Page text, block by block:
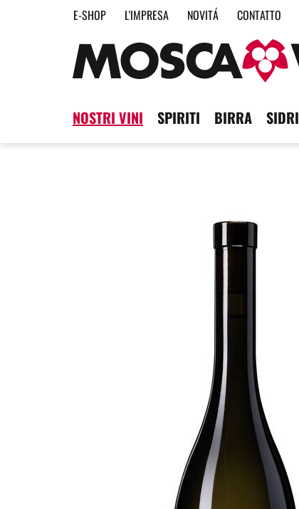
E-SHOP L'IMPRESA NOVITÁ CONTATTO
NOSTRI VINI SPIRITI BIRRA SIDRI